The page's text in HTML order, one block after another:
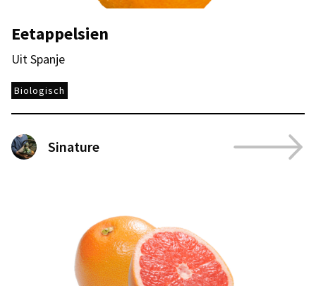
Eetappelsien
Uit Spanje
Biologisch
Sinature